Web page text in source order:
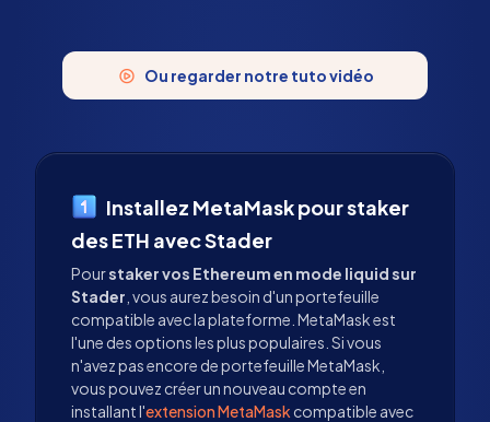
Ou regarder notre tuto vidéo
Installez MetaMask pour staker
des ETH avec Stader
Pourstaker vos Ethereum en mode liquid sur
Stader , vous aurez besoin d'un portefeuille
compatible avec la plateforme. MetaMask est
l'une des options les plus populaires. Si vous
n'avez pas encore de portefeuille MetaMask,
vous pouvez créer un nouveau compte en
installant l'extension MetaMask compatible avec